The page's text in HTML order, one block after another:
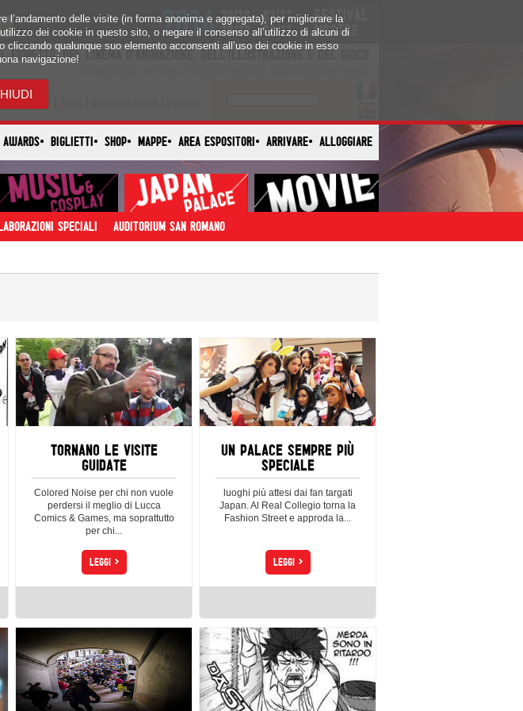
con noi
AWARDS BIGLIETTI SHOP MAPPE AREA ESPOSITORI ARRIVARE ALLOGGIARE
SPECIALI AUDITORIUM SAN ROMANO
TORNANO LE VISITE
GUIDATE
Colored Noise per chi non vuole
perdersi il meglio di Lucca
Comics & Games, ma soprattutto
per chi...
LEGGI >
UN PALACE SEMPRE PIÙ
SPECIALE
luoghi più attesi dai fan targati
Japan. Al Real Collegio torna la
Fashion Street e approda la...
LEGGI >
delle visite (in forma anonima e aggregata), per migliorare la
dei cookie in questo sito, o negare il consenso all’utilizzo di alcuni di
cliccando qualunque suo elemento acconsenti all’uso dei cookie in esso
navigazione!